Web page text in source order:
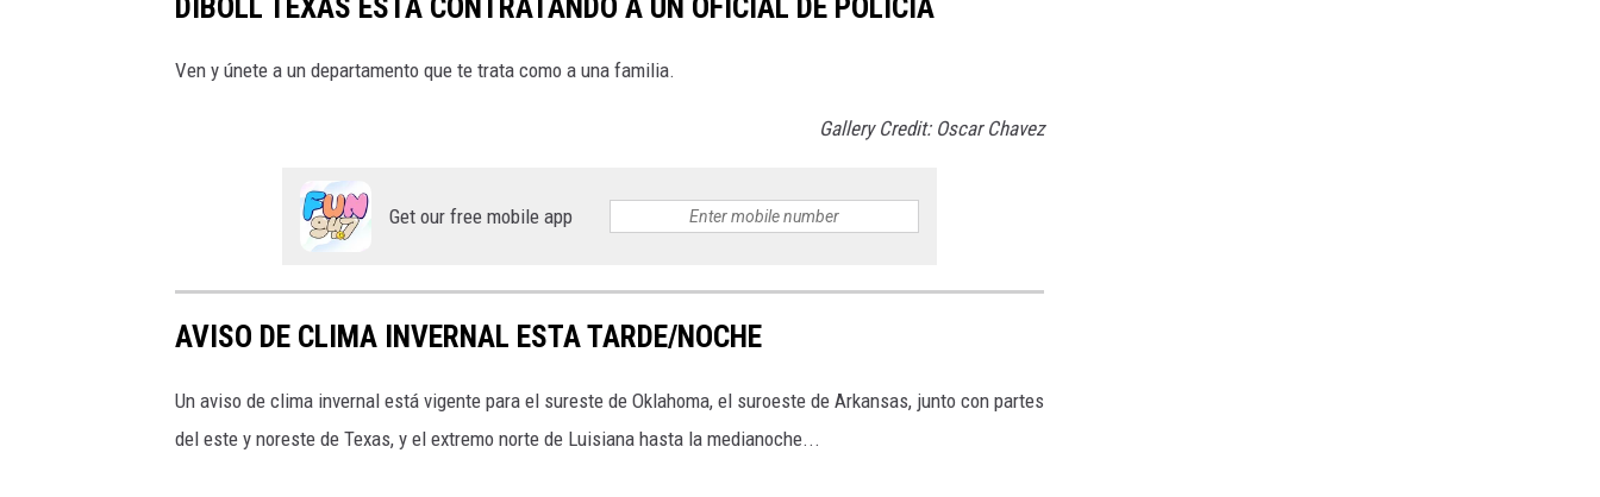
DIBOLL TEXAS ESTÁ CONTRATANDO A UN OFICIAL DE POLICÍA
Ven y únete a un departamento que te trata como a una familia.
Gallery Credit: Oscar Chavez
Get our free mobile app
AVISO DE CLIMA INVERNAL ESTA TARDE/NOCHE
Un aviso de clima invernal está vigente para el sureste de Oklahoma, el suroeste de Arkansas, junto con partes
del este y noreste de Texas, y el extremo norte de Luisiana hasta la medianoche...